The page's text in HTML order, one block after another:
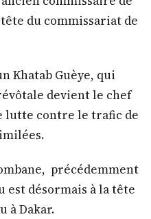
du commissariat de
Khatab Guèye, qui
devient le chef
lutte contre le trafic de
précédemment
est désormais à la tête
à Dakar.